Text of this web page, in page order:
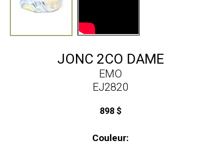
JONC 2CO DAME
EMO
EJ2820
898 $
Couleur: